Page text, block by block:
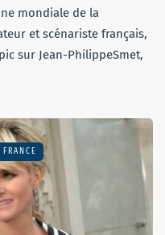
mondiale de la
et scénariste français,
sur Jean-PhilippeSmet,
FRANCE